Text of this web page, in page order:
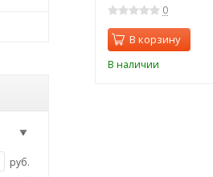
0
В корзину
В наличии
руб.